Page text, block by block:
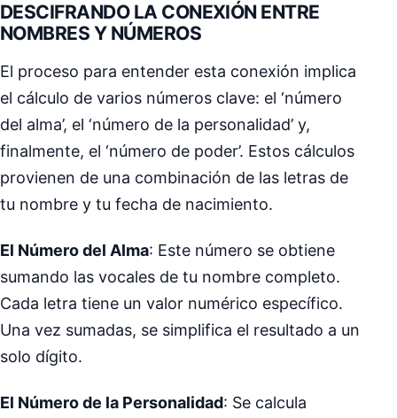
DESCIFRANDO LA CONEXIÓN ENTRE
NOMBRES Y NÚMEROS
El proceso para entender esta conexión implica
el cálculo de varios números clave: el ‘número
del alma’, el ‘número de la personalidad’ y,
finalmente, el ‘número de poder’. Estos cálculos
provienen de una combinación de las letras de
tu nombre y tu fecha de nacimiento.
El Número del Alma: Este número se obtiene
sumando las vocales de tu nombre completo.
Cada letra tiene un valor numérico específico.
Una vez sumadas, se simplifica el resultado a un
solo dígito.
El Número de la Personalidad: Se calcula